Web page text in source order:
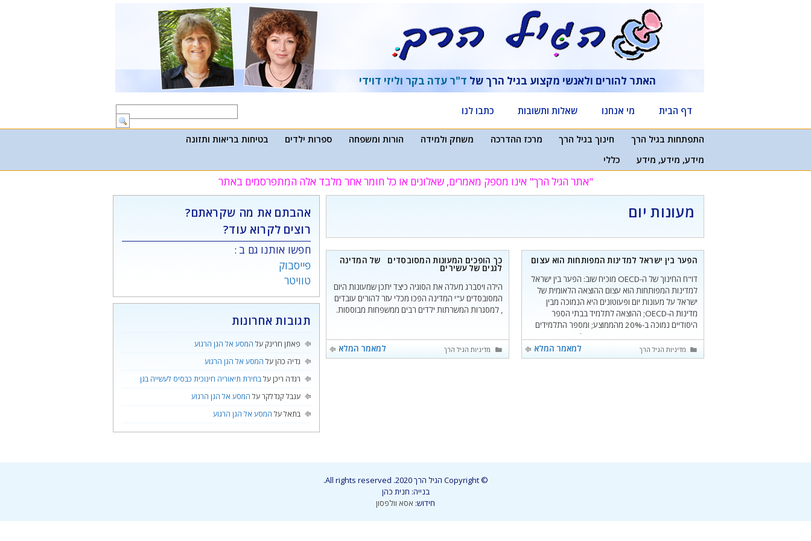
האתר להורים ולאנשי מקצוע בגיל הרך של ד"ר עדה בקר וליזי דוידי
דף הבית מי אנחנו שאלות ותשובות כתבו לנו
התפתחות בגיל הרך חינוך בגיל הרך מרכז ההדרכה משחק ולמידה הורות ומשפחה ספרות ילדים
בטיחות בריאות ותזונה
מידע, מידע, מידע
כללי
"אתר הגיל הרך" אינו מספק מאמרים, שאלונים או כל חומר אחר מלבד אלה המתפרסמים באתר
מעונות יום
הפער בין ישראל למדינות המפותחות הוא עצום
דו"ח החינוך של ה-OECD מוכיח שוב: הפער בין ישראל
למדינות המפותחות הוא עצום ההוצאה הלאומית של
ישראל על מעונות יום ופעוטונים היא הנמוכה מבין
מדינות ה-OECD; ההוצאה לתלמיד בבתי הספר
היסודיים נמוכה ב-20% מהממוצע; ומספר התלמידים
לעומת 23 במדינות המפותחות. להמשך קריאת
המאמר לחצו כאן
למאמר המלא קטגוריות
מדיניות הגיל הרך
כך הופכים המעונות המסובסדים של המדינה
לגנים של עשירים
הילה ויסברג מעלה את הסוגיה כיצד יתכן שמעונות היום
המסובסדים ע"י המדינה הפכו מכלי עזר להורים עובדים
, למסגרות המשרתות ילדים רבים ממשפחות מבוססות.
למאמר המלא קטגוריות
מדיניות הגיל הרך
אהבתם את מה שקראתם?
רוצים לקרוא עוד?
חפשו אותנו גם ב :
פייסבוק
טוויטר
תגובות אחרונות
פאתן חרינק על המסע אל הגן הרגוע
נדיה כהןעל המסע אל הגן הרגוע
רגדה ריכןעלבחירת תיאוריה חינוכית כבסיס לעשייה בגן
ענבל קנדלקרעל המסע אל הגן הרגוע
בתאלעל המסע אל הגן הרגוע
© Copyright הגיל הרך 2020. All rights reserved.
בנייה: חנית כהן
חידוש: אסא וולפסון